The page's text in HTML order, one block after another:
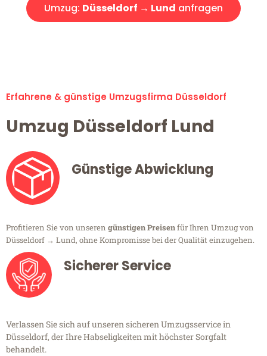
Umzug: Düsseldorf → Lund anfragen
Erfahrene & günstige Umzugsfirma Düsseldorf
Umzug Düsseldorf Lund
Günstige Abwicklung
Profitieren Sie von unseren günstigen Preisenfür Ihren Umzug von
Düsseldorf → Lund, ohne Kompromisse bei der Qualität einzugehen.
Sicherer Service
Verlassen Sie sich auf unseren sicheren Umzugsservice in
Düsseldorf, der Ihre Habseligkeiten mit höchster Sorgfalt
behandelt.